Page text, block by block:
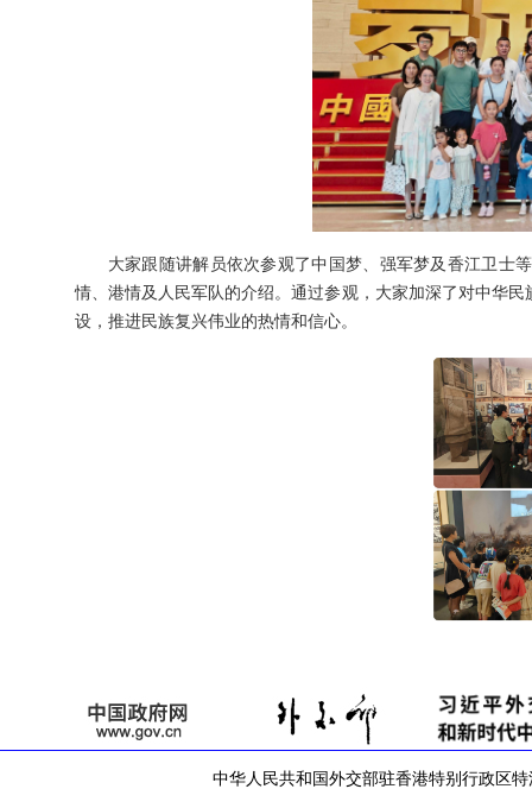
大家跟随讲解员依次参观了中国梦、强军梦及香江卫士等
情、港情及人民军队的介绍。通过参观，大家加深了对中华
设，推进民族复兴伟业的热情和信心。
中华人民共和国外交部驻香港特别行政区特